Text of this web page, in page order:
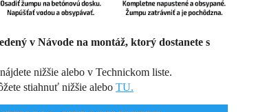
v Návode na montáž, ktorý dostanete s
nižšie alebo v Technickom liste.
stiahnuť nižšie alebo TU.